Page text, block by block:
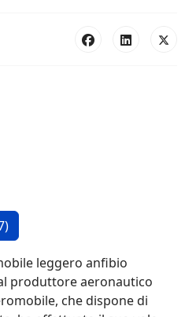
leggero anfibio
produttore aeronautico
che dispone di